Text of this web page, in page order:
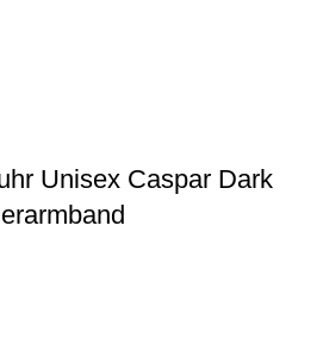
Unisex Caspar Dark